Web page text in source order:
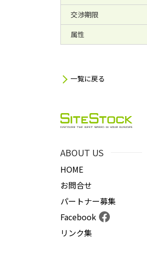
交渉期限
属性
一覧に戻る
ABOUT US
HOME
お問合せ
パートナー募集
Facebook
リンク集